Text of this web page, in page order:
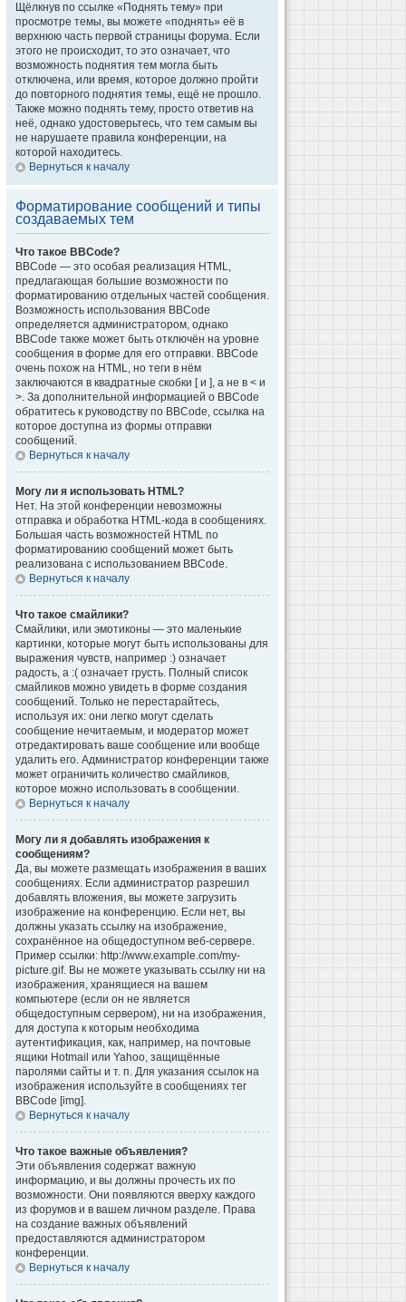
Щёлкнув по ссылке «Поднять тему» при
просмотре темы, вы можете «поднять» её в
верхнюю часть первой страницы форума. Если
этого не происходит, то это означает, что
возможность поднятия тем могла быть
отключена, или время, которое должно пройти
до повторного поднятия темы, ещё не прошло.
Также можно поднять тему, просто ответив на
неё, однако удостоверьтесь, что тем самым вы
не нарушаете правила конференции, на
которой находитесь.
Вернуться к началу
Форматирование сообщений и типы
создаваемых тем
Что такое BBCode?
BBCode — это особая реализация HTML,
предлагающая большие возможности по
форматированию отдельных частей сообщения.
Возможность использования BBCode
определяется администратором, однако
BBCode также может быть отключён на уровне
сообщения в форме для его отправки. BBCode
очень похож на HTML, но теги в нём
заключаются в квадратные скобки [ и ], а не в < и
>. За дополнительной информацией о BBCode
обратитесь к руководству по BBCode, ссылка на
которое доступна из формы отправки
сообщений.
Вернуться к началу
Могу ли я использовать HTML?
Нет. На этой конференции невозможны
отправка и обработка HTML-кода в сообщениях.
Большая часть возможностей HTML по
форматированию сообщений может быть
реализована с использованием BBCode.
Вернуться к началу
Что такое смайлики?
Смайлики, или эмотиконы — это маленькие
картинки, которые могут быть использованы для
выражения чувств, например :) означает
радость, а :( означает грусть. Полный список
смайликов можно увидеть в форме создания
сообщений. Только не перестарайтесь,
используя их: они легко могут сделать
сообщение нечитаемым, и модератор может
отредактировать ваше сообщение или вообще
удалить его. Администратор конференции также
может ограничить количество смайликов,
которое можно использовать в сообщении.
Вернуться к началу
Могу ли я добавлять изображения к
сообщениям?
Да, вы можете размещать изображения в ваших
сообщениях. Если администратор разрешил
добавлять вложения, вы можете загрузить
изображение на конференцию. Если нет, вы
должны указать ссылку на изображение,
сохранённое на общедоступном веб-сервере.
Пример ссылки: http://www.example.com/my-
picture.gif. Вы не можете указывать ссылку ни на
изображения, хранящиеся на вашем
компьютере (если он не является
общедоступным сервером), ни на изображения,
для доступа к которым необходима
аутентификация, как, например, на почтовые
ящики Hotmail или Yahoo, защищённые
паролями сайты и т. п. Для указания ссылок на
изображения используйте в сообщениях тег
BBCode [img].
Вернуться к началу
Что такое важные объявления?
Эти объявления содержат важную
информацию, и вы должны прочесть их по
возможности. Они появляются вверху каждого
из форумов и в вашем личном разделе. Права
на создание важных объявлений
предоставляются администратором
конференции.
Вернуться к началу